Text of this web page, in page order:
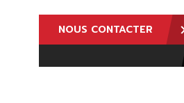
NOUS CONTACTER